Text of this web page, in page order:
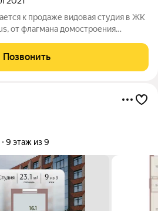
к продаже видовая студия в ЖК
от флагмана домостроения
"Герасимов и партнеры". Окно
Позвонить
9 этаж из 9